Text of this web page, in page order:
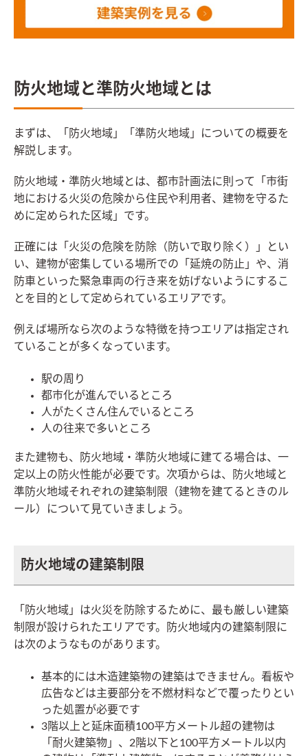
防火地域と準防火地域とは
まずは、「防火地域」「準防火地域」についての概要を
解説します。
防火地域・準防火地域とは、都市計画法に則って「市街
地における火災の危険から住民や利用者、建物を守るた
めに定められた区域」です。
正確には「火災の危険を防除（防いで取り除く）」とい
い、建物が密集している場所での「延焼の防止」や、消
防車といった緊急車両の行き来を妨げないようにするこ
とを目的として定められているエリアです。
例えば場所なら次のような特徴を持つエリアは指定され
ていることが多くなっています。
駅の周り
都市化が進んでいるところ
人がたくさん住んでいるところ
人の往来で多いところ
また建物も、防火地域・準防火地域に建てる場合は、一
定以上の防火性能が必要です。次項からは、防火地域と
準防火地域それぞれの建築制限（建物を建てるときのル
ール）について見ていきましょう。
防火地域の建築制限
「防火地域」は火災を防除するために、最も厳しい建築
制限が設けられたエリアです。防火地域内の建築制限に
は次のようなものがあります。
基本的には木造建築物の建築はできません。看板や
広告などは主要部分を不燃材料などで覆ったりとい
った処置が必要です
3階以上と延床面積100平方メートル超の建物は
「耐火建築物」、2階以下と100平方メートル以内